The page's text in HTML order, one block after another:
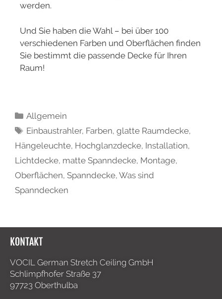
werden.
Und Sie haben die Wahl – bei über 100
verschiedenen Farben und Oberflächen finden
Sie bestimmt die passende Decke für Ihren
Raum!
Allgemein
Einbaustrahler, Farben,glatte Raumdecke,
Hängeleuchte, Hochglanzdecke, Installation,
Lichtdecke, matte Spanndecke, Montage,
Oberflächen, Spanndecke, Was sind
Spanndecken
KONTAKT
VOCIL German Stretch Ceiling GmbH
Schlimpfhofer Straße 37
97723 Oberthulba